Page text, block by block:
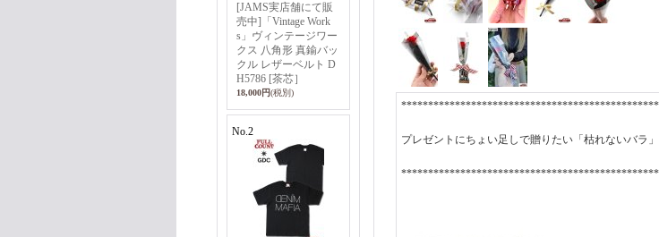
[JAMS実店舗にて販
売中]「Vintage Work
s」ヴィンテージワー
クス 八角形 真鍮バッ
クル レザーベルト D
H5786 [茶芯］
18,000円(税別)
No.2
プレゼントにちょい足しで贈りたい「枯れないバラ」